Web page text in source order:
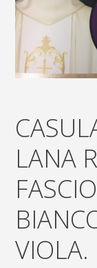
LANA
VIOLA.